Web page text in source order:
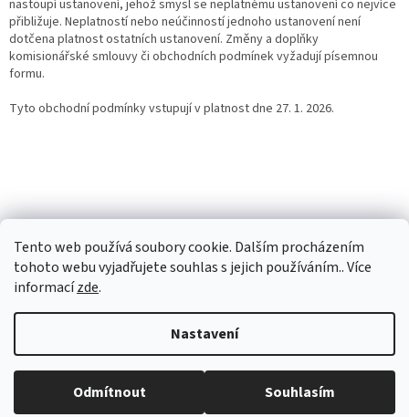
Tento web používá soubory cookie. Dalším procházením
tohoto webu vyjadřujete souhlas s jejich používáním.. Více
informacízde.
Nastavení
Odmítnout Souhlasím
Běžná otevírací doba: Pondělí: 8:30 - 16:00 Úterý: 9:00 -17:00 Středa: 8:30
nastoupí ustanovení, jehož smysl se neplatnému ustanovení co nejvíce
přibližuje. Neplatností nebo neúčinností jednoho ustanovení není
dotčena platnost ostatních ustanovení. Změny a doplňky
komisionářské smlouvy či obchodních podmínek vyžadují písemnou
formu.
Tyto obchodní podmínky vstupují v platnost dne 27. 1. 2026.
p
Copyright 2026Investiční zlato Praha. Všechna práva vyhrazena.
Upravit nastavení cookies